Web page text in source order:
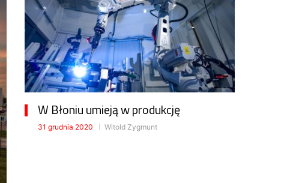
W Błoniu umieją w produkcję
31 grudnia 2020 Witold Zygmunt